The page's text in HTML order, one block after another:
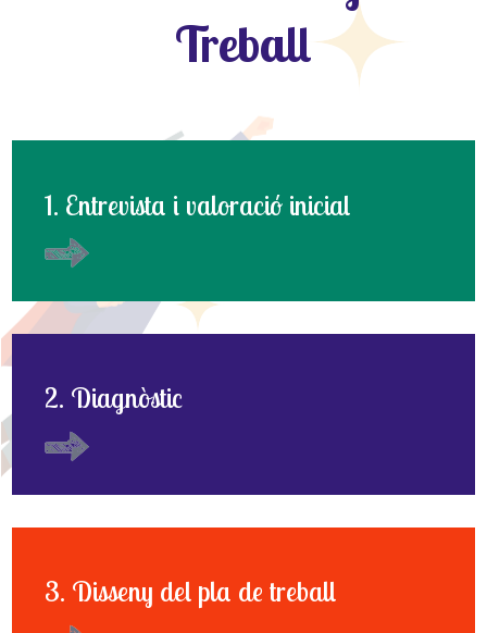
Treball
1. Entrevista i valoració inicial
2. Diagnòstic
3. Disseny del pla de treball